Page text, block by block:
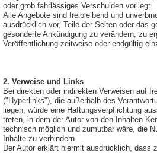
oder grob fahrlässiges Verschulden vorliegt.
Alle Angebote sind freibleibend und
ausdrücklich vor, Teile der Seiten oder das
gesonderte Ankündigung zu verändern, zu
Veröffentlichung zeitweise oder endgültig
2. Verweise und Links
Bei direkten oder indirekten Verweisen auf
("Hyperlinks"), die außerhalb des
liegen, würde eine Haftungsverpflichtung
treten, in dem der Autor von den Inhalten
technisch möglich und zumutbar wäre, die
Inhalte zu verhindern.
Der Autor erklärt hiermit ausdrücklich, dass